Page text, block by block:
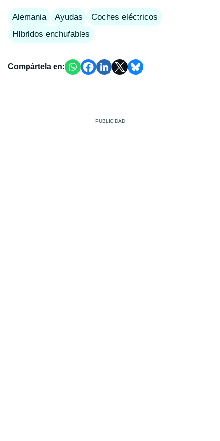
Alemania Ayudas
Coches eléctricos
Híbridos enchufables
Compártela en: